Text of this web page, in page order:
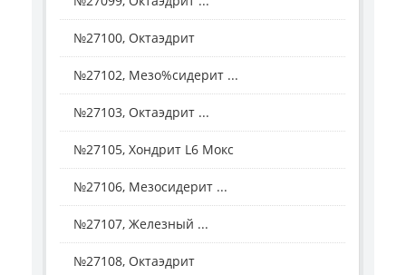
№27100, Октаэдрит
№27102, Мезо%сидерит ...
№27103, Октаэдрит ...
№27105, Хондрит L6 Мокс
№27106, Мезосидерит ...
№27107, Железный ...
№27108, Октаэдрит